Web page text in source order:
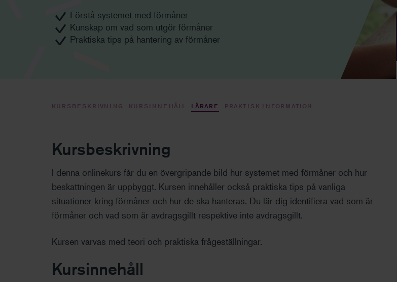
Förstå systemet med förmåner
Kunskap om vad som utgör förmåner
Praktiska tips på hantering av förmåner
KURSBESKRIVNING KURSINNEHÅLL LÄRARE PRAKTISK INFORMATION
Kursbeskrivning
I denna onlinekurs får du en övergripande bild hur systemet med förmåner och hur
beskattningen är uppbyggt. Kursen innehåller också praktiska tips på vanliga
situationer kring förmåner och hur de ska hanteras. Du lär dig identifiera vad som är
förmåner och vad som är avdragsgillt respektive inte avdragsgillt.
Kursen varvas med teori och praktiska frågeställningar.
Kursinnehåll